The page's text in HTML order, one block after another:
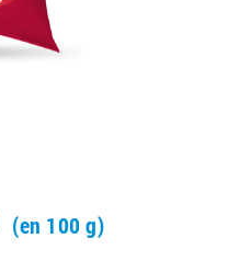
(en 100 g)